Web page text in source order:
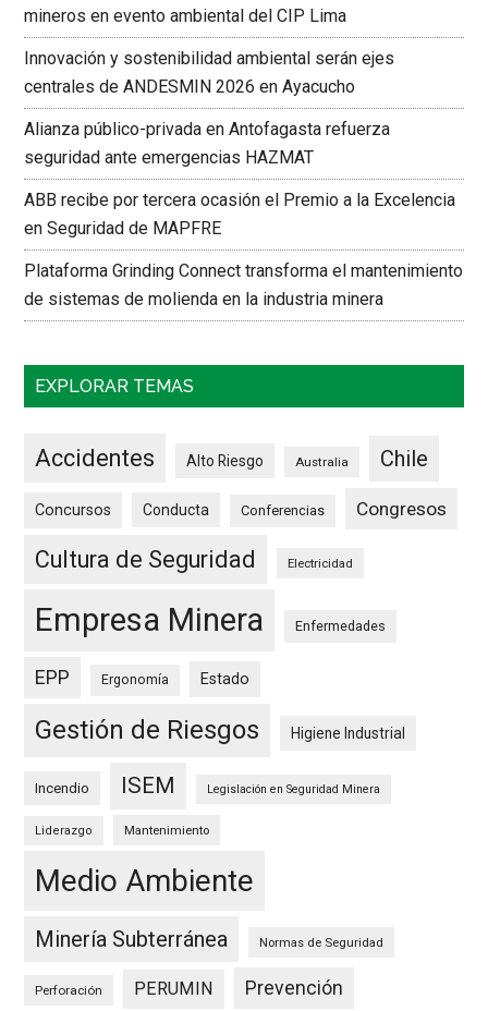
mineros en evento ambiental del CIP Lima
Innovación y sostenibilidad ambiental serán ejes
centrales de ANDESMIN 2026 en Ayacucho
Alianza público-privada en Antofagasta refuerza
seguridad ante emergencias HAZMAT
ABB recibe por tercera ocasión el Premio a la Excelencia
en Seguridad de MAPFRE
Plataforma Grinding Connect transforma el mantenimiento
de sistemas de molienda en la industria minera
EXPLORAR TEMAS
Accidentes Alto Riesgo Australia Chile
Concursos Conducta Conferencias Congresos
Cultura de Seguridad Electricidad
Empresa Minera Enfermedades
EPP Ergonomía Estado
Gestión de Riesgos Higiene Industrial
Incendio ISEM Legislación en Seguridad Minera
Liderazgo Mantenimiento
Medio Ambiente
Minería Subterránea Normas de Seguridad
Perforación PERUMIN Prevención